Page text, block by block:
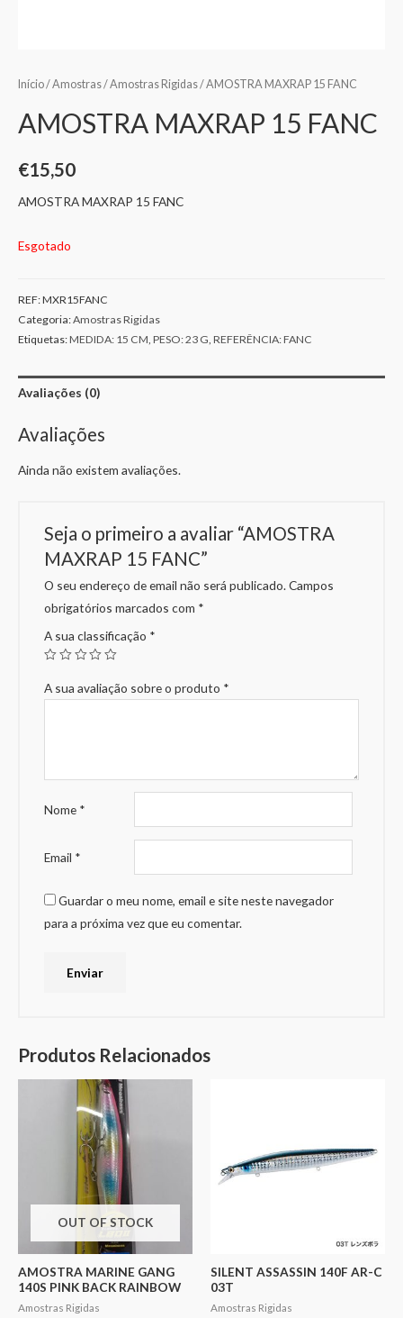
Início/Amostras/Amostras Rigidas/ AMOSTRA MAXRAP 15 FANC
AMOSTRA MAXRAP 15 FANC
€15,50
AMOSTRA MAXRAP 15 FANC
Esgotado
REF:MXR15FANC
Categoria:Amostras Rigidas
Etiquetas:MEDIDA: 15 CM, PESO: 23 G, REFERÊNCIA: FANC
Avaliações (0)
Avaliações
Ainda não existem avaliações.
Seja o primeiro a avaliar “AMOSTRA
MAXRAP 15 FANC”
O seu endereço de email não será publicado. Campos
obrigatórios marcados com *
A sua classificação *
A sua avaliação sobre o produto *
Nome *
Email *
Guardar o meu nome, email e site neste navegador
para a próxima vez que eu comentar.
Produtos Relacionados
OUT OF STOCK
AMOSTRA MARINE GANG
140S PINK BACK RAINBOW
Amostras Rigidas
SILENT ASSASSIN 140F AR-C
03T
Amostras Rigidas